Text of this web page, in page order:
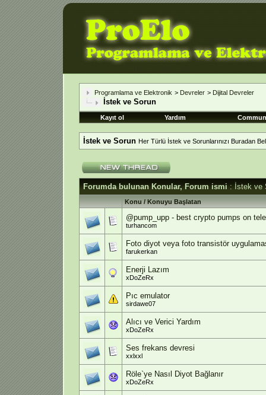
Programlama ve Elektronik > Devreler > Dijital Devreler
İstek ve Sorun
Kayıt ol Yardım
İstek ve Sorun Her Türlü İstek ve Sorunlarınızı Buradan
Forumda bulunan Konular, Forum ismi: İstek ve
Konu / Konuyu Başlatan
@pump_upp - best crypto pumps on
turhancom
Foto diyot veya foto transistör
farukerkan
Enerji Lazım
xDoZeRx
Pıc emulator
sirdawe07
Alıcı ve Verici Yardım
xDoZeRx
Ses frekans devresi
xxlxxl
Röle`ye Nasıl Diyot Bağlanır
xDoZeRx